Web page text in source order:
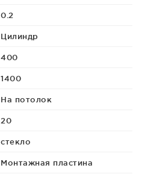
0.2
Цилиндр
400
1400
На потолок
20
стекло
Монтажная пластина